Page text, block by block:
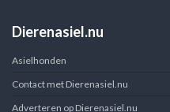
Dierenasiel.nu
Asielhonden
Contact met Dierenasiel.nu
Adverteren op Dierenasiel.nu